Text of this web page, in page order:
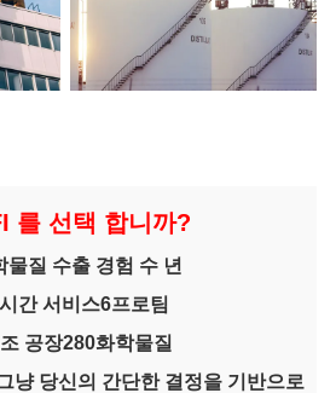
를 선택 합니까?
물질 수출 경험 수 년
시간 서비스6프로팀
공장280화학물질
냥 당신의 간단한 결정을 기반으로